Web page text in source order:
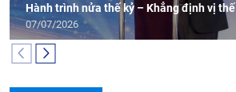
Hành trình nửa thế kỷ – Khẳng định vị thế
07/07/2026